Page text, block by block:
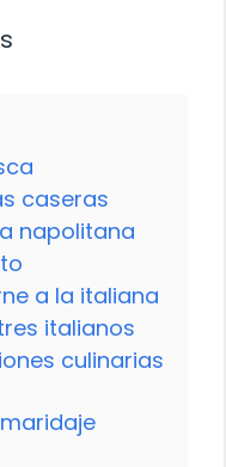
caseras
napolitana
a la italiana
italianos
culinarias